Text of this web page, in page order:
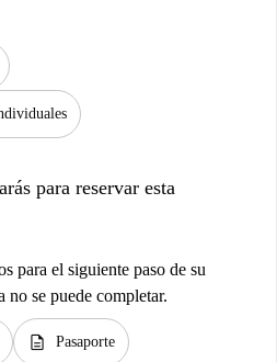
para reservar esta
para el siguiente paso de su
se puede completar.
description Pasaporte